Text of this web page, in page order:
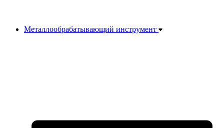
Металлообрабатывающий инструмент